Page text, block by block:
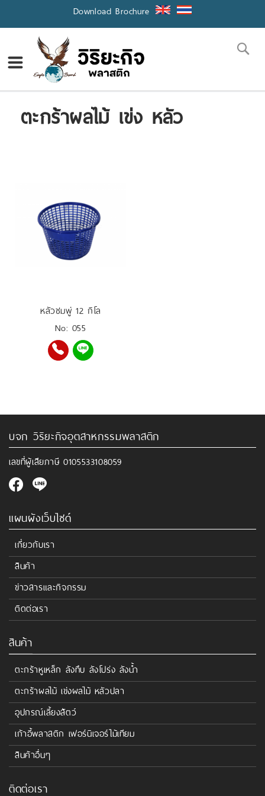
Skip
to
Download Brochure
ตะกร้าผลไม้ เข่ง หลัว
หลัวชมพู่ 12 กิโล
No: 055
บจก วิริยะกิจอุตสาหกรรมพลาสติก
เลขที่ผู้เสียภาษี0105533108059
แผนผังเว็บไซด์
เกี่ยวกับเรา
สินค้า
ข่าวสารและกิจกรรม
ติดต่อเรา
สินค้า
ตะกร้าหูเหล็ก ลังทึบ ลังโปร่ง ลังน้ำ
ตะกร้าผลไม้ เข่งผลไม้ หลัวปลา
อุปกรณ์เลี้ยงสัตว์
เก้าอี้พลาสติก เฟอร์นิเจอร์ไม้เทียม
สินค้าอื่นๆ
ติดต่อเรา